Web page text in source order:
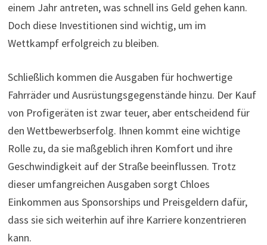
einem Jahr antreten, was schnell ins Geld gehen kann.
Doch diese Investitionen sind wichtig, um im
Wettkampf erfolgreich zu bleiben.
Schließlich kommen die Ausgaben für hochwertige
Fahrräder und Ausrüstungsgegenstände hinzu. Der Kauf
von Profigeräten ist zwar teuer, aber entscheidend für
den Wettbewerbserfolg. Ihnen kommt eine wichtige
Rolle zu, da sie maßgeblich ihren Komfort und ihre
Geschwindigkeit auf der Straße beeinflussen. Trotz
dieser umfangreichen Ausgaben sorgt Chloes
Einkommen aus Sponsorships und Preisgeldern dafür,
dass sie sich weiterhin auf ihre Karriere konzentrieren
kann.